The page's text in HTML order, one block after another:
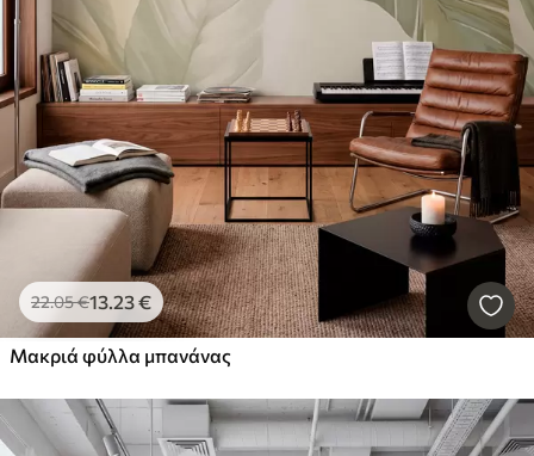
22.05€13 .23€
Μακριά φύλλα μπανάνας